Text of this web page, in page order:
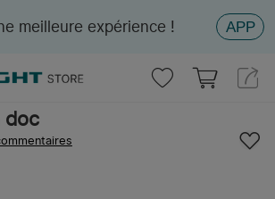
meilleure expérience ! APP
doc